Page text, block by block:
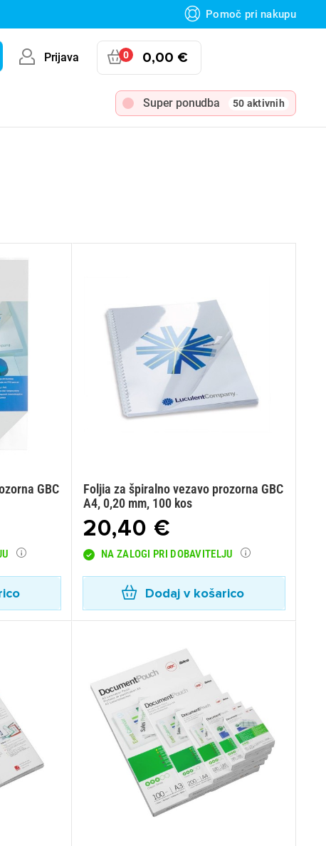
Pomoč pri nakupu
Prijava 0 0,00 €
Super ponudba 50 aktivnih
GBC
Foljia za špiralno vezavo prozorna GBC
A4, 0,20 mm, 100 kos
20,40 €
NA ZALOGI PRI DOBAVITELJU
Dodaj v košarico